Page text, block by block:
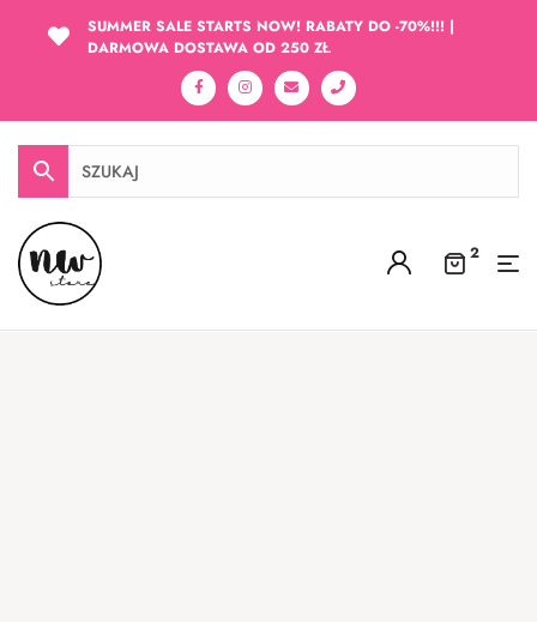
SUMMER SALE STARTS NOW! RABATY DO -70%!!! |
DARMOWA DOSTAWA OD 250 ZŁ
2